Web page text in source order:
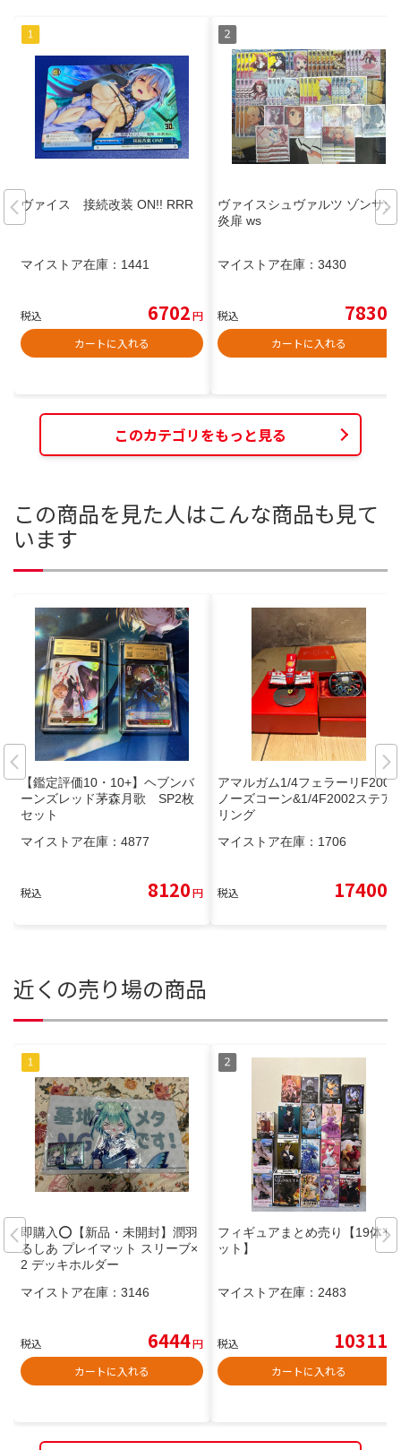
ヴァイス 接続改装 ON!! RRR
マイストア在庫： 1441
税込 6702円
カートに入れる
ヴァイスシュヴァルツ ゾンサガ
炎扉 ws
マイストア在庫： 3430
税込 7830
カートに入れる
このカテゴリをもっと見る
この商品を見た人はこんな商品も見て
います
【鑑定評価10・10+】ヘブンバ
ーンズレッド茅森月歌 SP2枚
セット
マイストア在庫： 4877
税込 8120円
アマルガム1/4フェラーリF2004
ノーズコーン&1/4F2002ステア
リング
マイストア在庫： 1706
税込 17400
近くの売り場の商品
即購入⭕️【新品・未開封】潤羽
るしあ プレイマット スリーブ×
2 デッキホルダー
マイストア在庫： 3146
税込 6444円
カートに入れる
フィギュアまとめ売り【19体セ
ット】
マイストア在庫： 2483
税込 10311
カートに入れる